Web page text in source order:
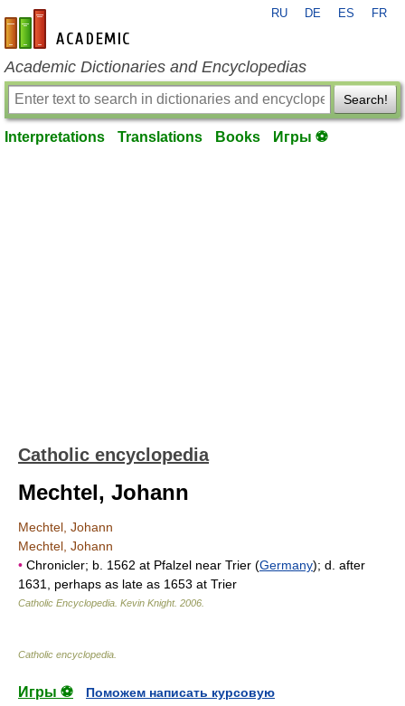
en-academic.com
RU DE ES FR
Academic Dictionaries and Encyclopedias
Search!
Interpretations Translations Books Игры ⚽
Catholic encyclopedia
Mechtel, Johann
Mechtel, Johann
Mechtel, Johann
• Chronicler; b. 1562 at Pfalzel near Trier (Germany); d. after
1631, perhaps as late as 1653 at Trier
Catholic Encyclopedia Kevin Knight. 2006
Catholic encyclopedia
Игры ⚽
Поможем написать курсовую